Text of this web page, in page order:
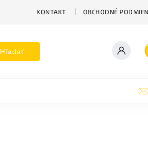
KONTAKT OBCHODNÉ
Hľadať